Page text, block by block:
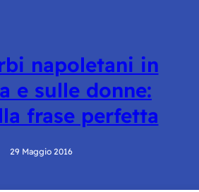
napoletani in
e sulle donne:
frase perfetta
29 Maggio 2016